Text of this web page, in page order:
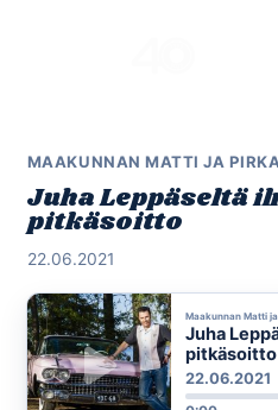
MAAKUNNAN MATTI JA
Juha Leppäseltä
pitkäsoitto
22.06.2021
Maakunnan Matti
Juha
pitkäsoitto
22.06.2021